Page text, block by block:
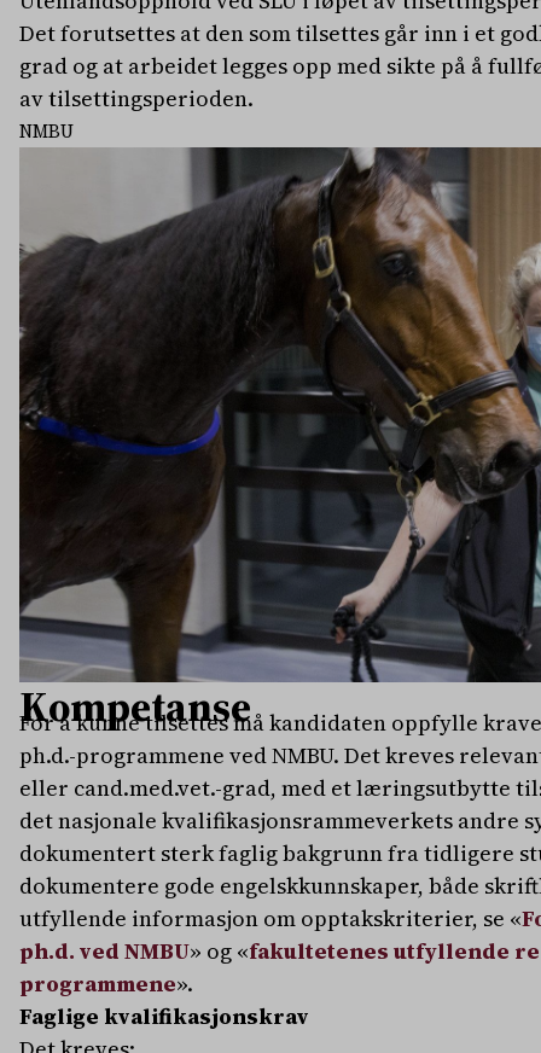
Det forutsettes at den som tilsettes går inn i et
grad og at arbeidet legges opp med sikte på å
av tilsettingsperioden.
NMBU
Kompetanse
For å kunne tilsettes må kandidaten oppfylle
ph.d.-programmene ved NMBU. Det kreves
eller cand.med.vet.-grad, med et læringsutbytte
det nasjonale kvalifikasjonsrammeverkets andre
dokumentert sterk faglig bakgrunn fra tidligere
dokumentere gode engelskkunnskaper, både
utfyllende informasjon om opptakskriterier, se «
ph.d. ved NMBU» og «fakultetenes utfyllende
programmene».
Faglige kvalifikasjonskrav